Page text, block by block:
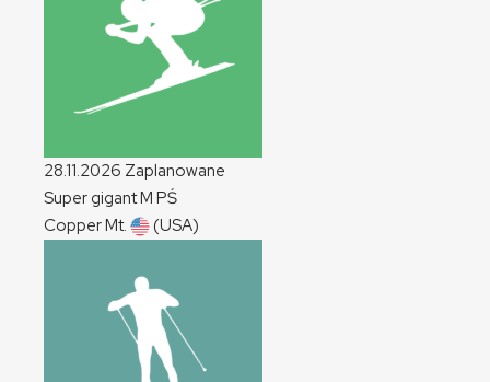
28.11.2026 Zaplanowane
Super gigantM PŚ
Copper Mt.
(USA)